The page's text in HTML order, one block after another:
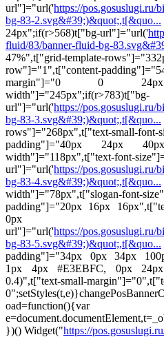
url"]="url('https://pos.gosuslugi.ru/
bg-83-2.svg&#39;)&quot;,t[&quo...
24px";if(r>568)t["bg-url"]="url('
fluid/83/banner-fluid-bg-
47%",t["grid-template-
row"]="1",t["content-
margin"]="0 0 24px
width"]="245px";if(r>783)t["bg-
url"]="url('https://pos.gosuslugi.ru/
bg-83-3.svg&#39;)&quot;,t[&quo...
rows"]="268px",t["text-small-font-
padding"]="40px 24px 40px
width"]="118px",t["text-font-
url"]="url('https://pos.gosuslugi.ru/
bg-83-4.svg&#39;)&quot;,t[&quo...
width"]="78px",t["slogan-font-
padding"]="20px 16px
0px
url"]="url('https://pos.gosuslugi.ru/
bg-83-5.svg&#39;)&quot;,t[&quo...
padding"]="34px 0px 34px
1px 4px #E3EBFC, 0px
0.4)",t["text-small-
oad=function(){var
})() Widget("https://